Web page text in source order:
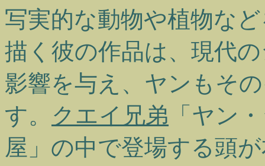
写実的な動物や植物な
描く彼の作品は、現代
影響を与え、ヤンもそ
す。 クエイ兄弟 「ヤン
屋」の中で登場する頭